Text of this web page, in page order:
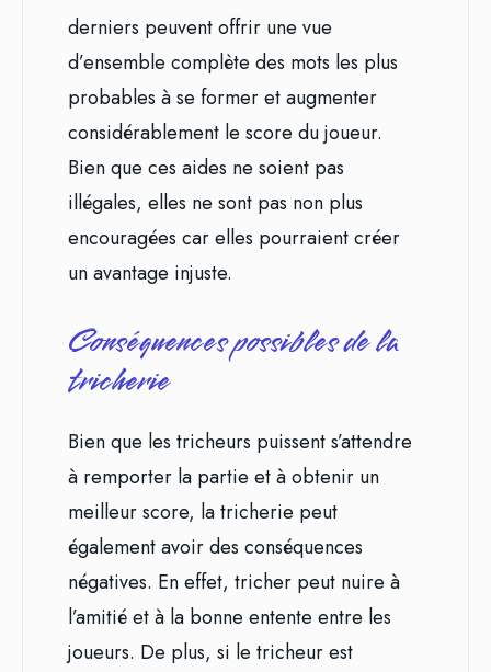
derniers peuvent offrir une vue
d’ensemble complète des mots les plus
probables à se former et augmenter
considérablement le score du joueur.
Bien que ces aides ne soient pas
illégales, elles ne sont pas non plus
encouragées car elles pourraient créer
un avantage injuste.
Conséquences possibles de la
tricherie
Bien que les tricheurs puissent s’attendre
à remporter la partie et à obtenir un
meilleur score, la tricherie peut
également avoir des conséquences
négatives. En effet, tricher peut nuire à
l’amitié et à la bonne entente entre les
joueurs. De plus, si le tricheur est